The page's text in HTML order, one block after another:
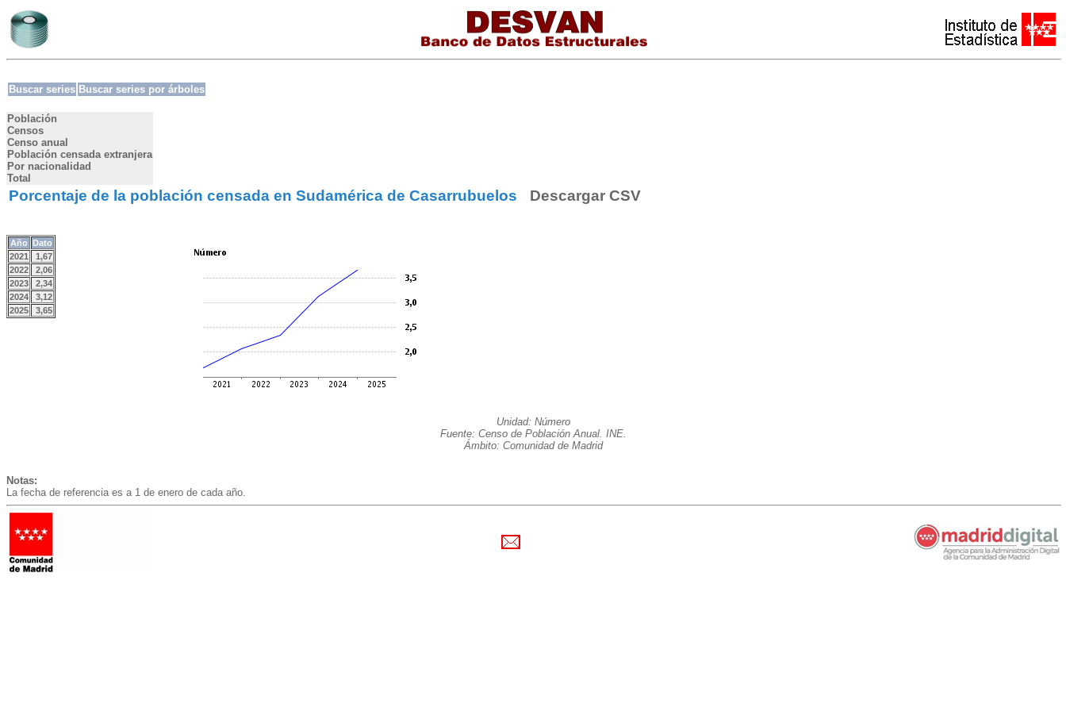
Buscar series Buscar series por árboles
Población
Censos
Censo anual
Población censada extranjera
Por nacionalidad
Total
Porcentaje de la población censada en Sudamérica de Casarrubuelos Descargar CSV
Año Dato
2021
1,67
2022
2,06
2023
2,34
2024
3,12
2025
3,65
Unidad: Número
Fuente: Censo de Población Anual. INE.
Ámbito: Comunidad de Madrid
Notas:
La fecha de referencia es a 1 de enero de cada año.